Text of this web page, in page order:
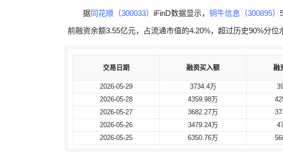
据同花顺（300033） iFinD数据显示， 铜牛信息（300895）
前融资余额3.55亿元，占流通市值的4.20%，超过历史90%分位
交易日期 融资买入额 融
2026-05-29 3734.4万
2026-05-28
4359.98万
2026-05-27
3682.27万
2026-05-26
3479.24万
2026-05-25
6350.76万
交易日期 融资买入额 融
2026-05-29 3734.4万
2026-05-28
4359.98万
2026-05-27
3682.27万
2026-05-26
3479.24万
2026-05-25
6350.76万